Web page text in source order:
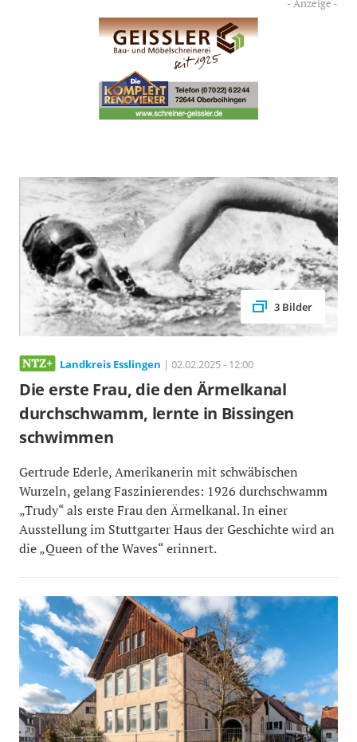
3 Bilder
Landkreis Esslingen | 02.02.2025 - 12:00
Die erste Frau, die den Ärmelkanal
durchschwamm, lernte in Bissingen
schwimmen
Gertrude Ederle, Amerikanerin mit schwäbischen
Wurzeln, gelang Faszinierendes: 1926 durchschwamm
„Trudy“ als erste Frau den Ärmelkanal. In einer
Ausstellung im Stuttgarter Haus der Geschichte wird an
die „Queen of the Waves“ erinnert.